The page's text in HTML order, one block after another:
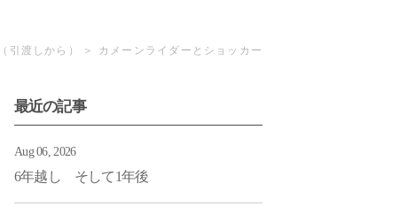
引渡しから） カメーンライダーとショッカー
最近の記事
Aug 06, 2026
6年越し そして1年後